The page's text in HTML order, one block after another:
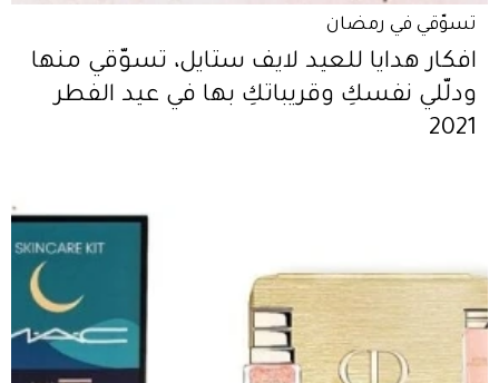
تسوّقي في رمضان
افكار هدايا للعيد لايف ستايل، تسوّقي منها
ودلّلي نفسكِ وقريباتكِ بها في عيد الفطر
2021